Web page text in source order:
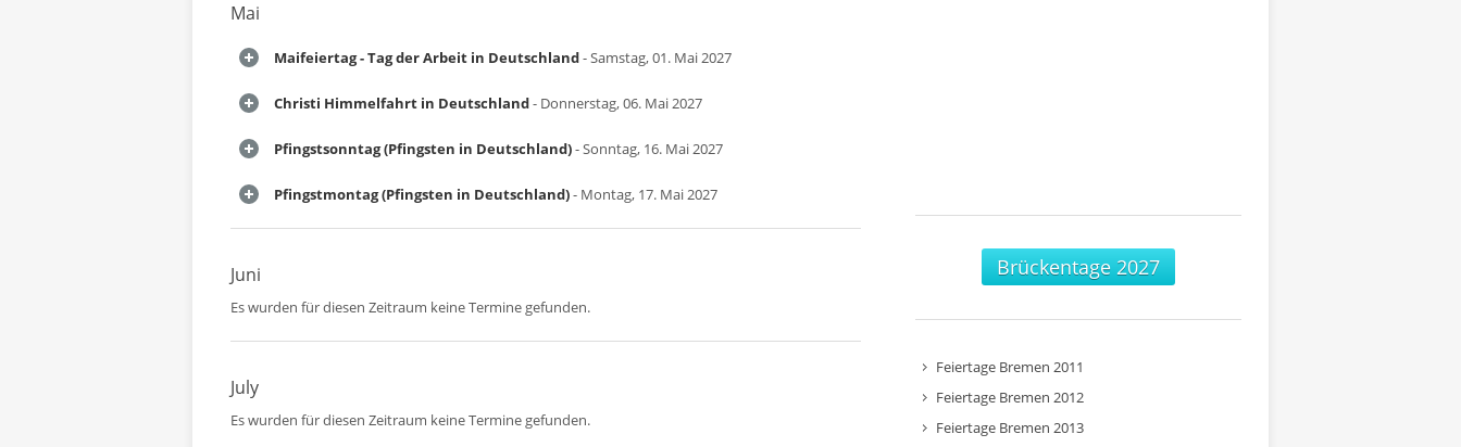
Mai
Maifeiertag - Tag der Arbeit in Deutschland- Samstag, 01. Mai 2027
Christi Himmelfahrt in Deutschland- Donnerstag, 06. Mai 2027
Pfingstsonntag (Pfingsten in Deutschland)- Sonntag, 16. Mai 2027
Pfingstmontag (Pfingsten in Deutschland)- Montag, 17. Mai 2027
Juni
Es wurden für diesen Zeitraum keine Termine gefunden.
July
Es wurden für diesen Zeitraum keine Termine gefunden.
Brückentage 2027
Feiertage Bremen 2011
Feiertage Bremen 2012
Feiertage Bremen 2013